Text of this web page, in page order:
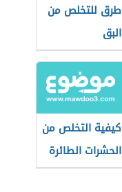
طرق للتخلص من
البق
كيفية التخلص من
الحشرات الطائرة
الصغيرة في